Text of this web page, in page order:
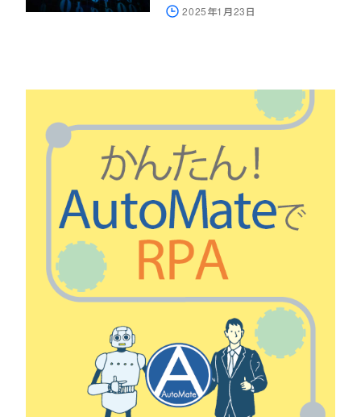
2025年1月23日